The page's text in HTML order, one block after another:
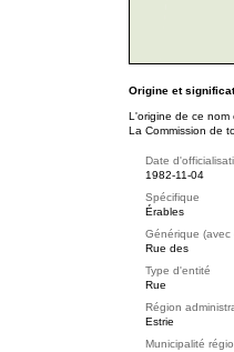
Origine et
L'origine de ce nom
La Commission de
Date
1982-11-04
Spécifique
Érables
Générique
Rue des
Type d'entité
Rue
Région
Estrie
Municipalité